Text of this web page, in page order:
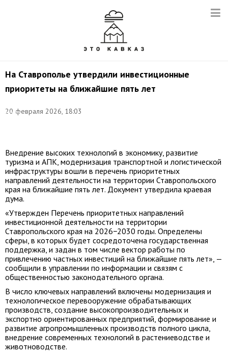
На Ставрополье утвердили инвестиционные
приоритеты на ближайшие пять лет
20 февраля 2026, 18:03
Фото:
Игорь
Внедрение высоких технологий в экономику, развитие
туризма и АПК, модернизация транспортной и логистической
инфраструктуры вошли в перечень приоритетных
направлений деятельности на территории Ставропольского
края на ближайшие пять лет. Документ утвердила краевая
дума.
«Утвержден Перечень приоритетных направлений
инвестиционной деятельности на территории
Ставропольского края на 2026−2030 годы. Определены
сферы, в которых будет сосредоточена государственная
поддержка, и задан в том числе вектор работы по
привлечению частных инвестиций на ближайшие пять лет», —
сообщили в управлении по информации и связям с
общественностью законодательного органа.
В число ключевых направлений включены модернизация и
технологическое перевооружение обрабатывающих
производств, создание высокопроизводительных и
экспортно ориентированных предприятий, формирование и
развитие агропромышленных производств полного цикла,
внедрение современных технологий в растениеводстве и
животноводстве.